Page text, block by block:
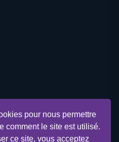
pour nous permettre
comment le site est utilisé.
ce site, vous acceptez